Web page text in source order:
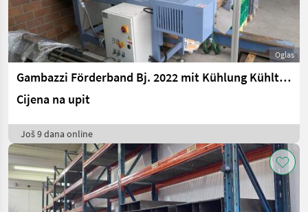
Oglas
Gambazzi Förderband Bj. 2022 mit Kühlung Kühltunnel
Cijena na upit
Još 9 dana online